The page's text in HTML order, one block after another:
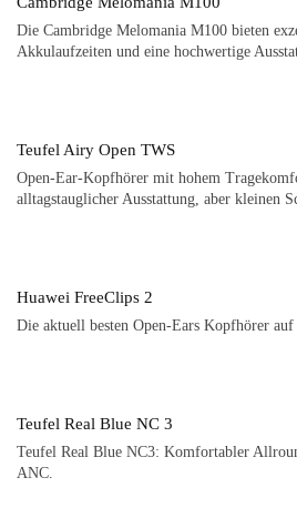
Die Cambridge Melomania M100 bieten
Akkulaufzeiten und eine hochwertige
Teufel Airy Open TWS
Open-Ear-Kopfhörer mit hohem
alltagstauglicher Ausstattung, aber kleinen
Huawei FreeClips 2
Die aktuell besten Open-Ears Kopfhörer
Teufel Real Blue NC 3
Teufel Real Blue NC3: Komfortabler
ANC.